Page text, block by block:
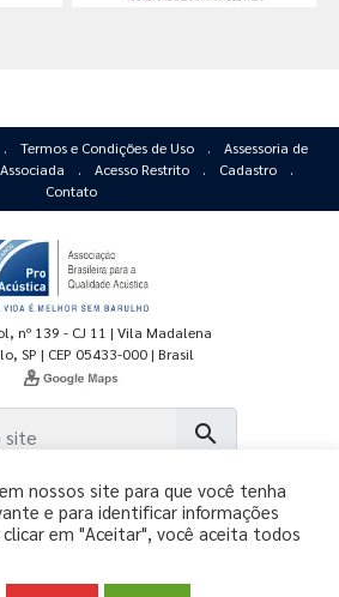
. Termos e Condições de Uso .
Assessoria de
. Acesso Restrito . Cadastro
.
Contato
nº 139 - CJ 11 | Vila Madalena
SP | CEP 05433-000 | Brasil
search
© 2011-2026 - ProAcústica.
nossos site para que você tenha
e para identificar informações
clicar em "Aceitar", você aceita todos